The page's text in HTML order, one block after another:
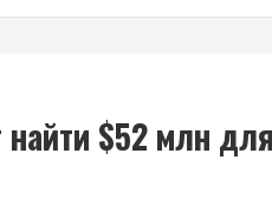
$52 млн